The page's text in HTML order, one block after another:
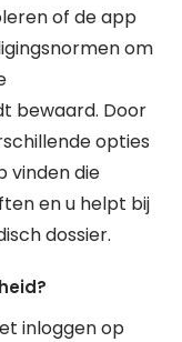
of de app
om
bewaard. Door
opties
vinden die
en u helpt bij
dossier.
inloggen op